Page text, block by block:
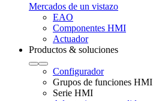
Mercados de un vistazo
EAO
Componentes HMI
Actuador
Productos & soluciones
Configurador
Grupos de funciones HMI
Serie HMI